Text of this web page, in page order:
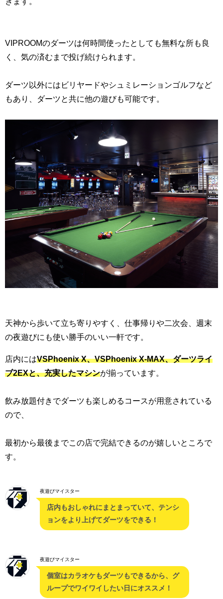
VIPROOMのダーツは何時間使ったとしても無料な所も良
く、気の済むまで投げ続けられます。
ダーツ以外にはビリヤードやシュミレーションゴルフなど
もあり、ダーツと共に他の遊びも可能です。
天神から歩いて立ち寄りやすく、仕事帰りや二次会、週末
の夜遊びにも使い勝手のいい一軒です。
店内にはVSPhoenix X、VSPhoenix X-MAX、ダーツライ
ブ2EXと、充実したマシンが揃っています。
飲み放題付きでダーツも楽しめるコースが用意されている
ので、
最初から最後までこの店で完結できるのが嬉しいところで
す。
夜遊びマイスター
店内もおしゃれにまとまっていて、テンシ
ョンをより上げてダーツをできる！
夜遊びマイスター
個室はカラオケもダーツもできるから、グ
ループでワイワイしたい日にオススメ！